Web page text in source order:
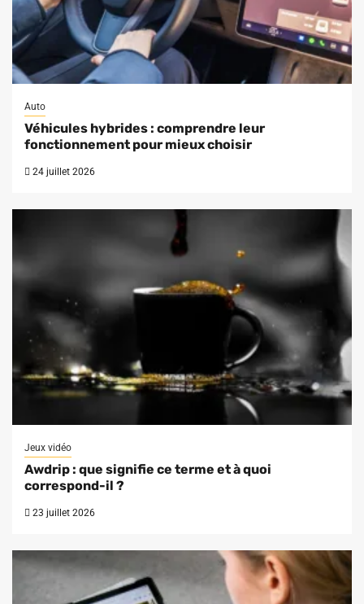
Auto
Véhicules hybrides : comprendre leur
fonctionnement pour mieux choisir
24 juillet 2026
Jeux vidéo
Awdrip : que signifie ce terme et à quoi
correspond-il ?
23 juillet 2026